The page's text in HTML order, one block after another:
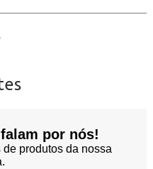
por nós!
produtos da nossa